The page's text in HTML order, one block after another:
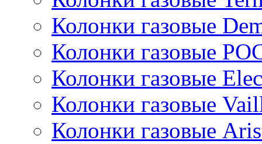
Колонки газовые
Колонки газовые
Колонки газовые
Колонки газовые
Колонки газовые